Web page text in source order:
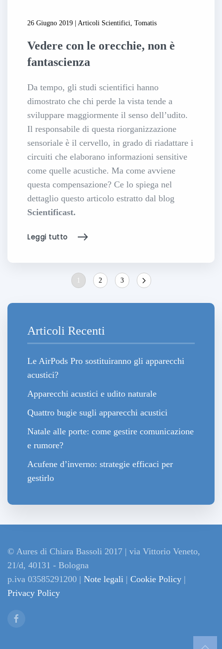
26 Giugno 2019 | Articoli Scientifici, Tomatis
Vedere con le orecchie, non è
fantascienza
Da tempo, gli studi scientifici hanno
dimostrato che chi perde la vista tende a
sviluppare maggiormente il senso dell’udito.
Il responsabile di questa riorganizzazione
sensoriale è il cervello, in grado di riadattare i
circuiti che elaborano informazioni sensitive
come quelle acustiche. Ma come avviene
questa compensazione? Ce lo spiega nel
dettaglio questo articolo estratto dal blog
Scientificast.
Leggi tutto
1 2 3
Articoli Recenti
Le AirPods Pro sostituiranno gli apparecchi
acustici?
Apparecchi acustici e udito naturale
Quattro bugie sugli apparecchi acustici
Natale alle porte: come gestire comunicazione
e rumore?
Acufene d’inverno: strategie efficaci per
gestirlo
© Aures di Chiara Bassoli 2017 | via Vittorio Veneto,
21/d, 40131 - Bologna
p.iva 03585291200 | Note legali | Cookie Policy |
Privacy Policy